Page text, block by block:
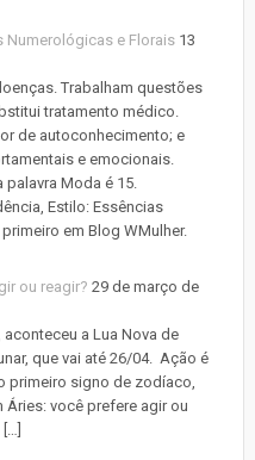
Numerológicas e Florais 13
Trabalham questões
tratamento médico.
de autoconhecimento; e
e emocionais.
Moda é 15.
Estilo: Essências
em Blog WMulher.
ou reagir? 29 de março de
a Lua Nova de
que vai até 26/04. Ação é
primeiro signo de zodíaco,
Áries: você prefere agir ou